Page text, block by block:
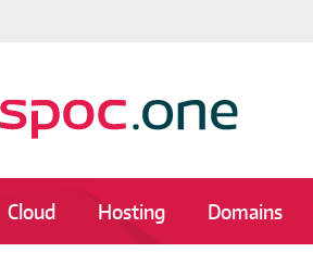
Cloud Hosting Domains